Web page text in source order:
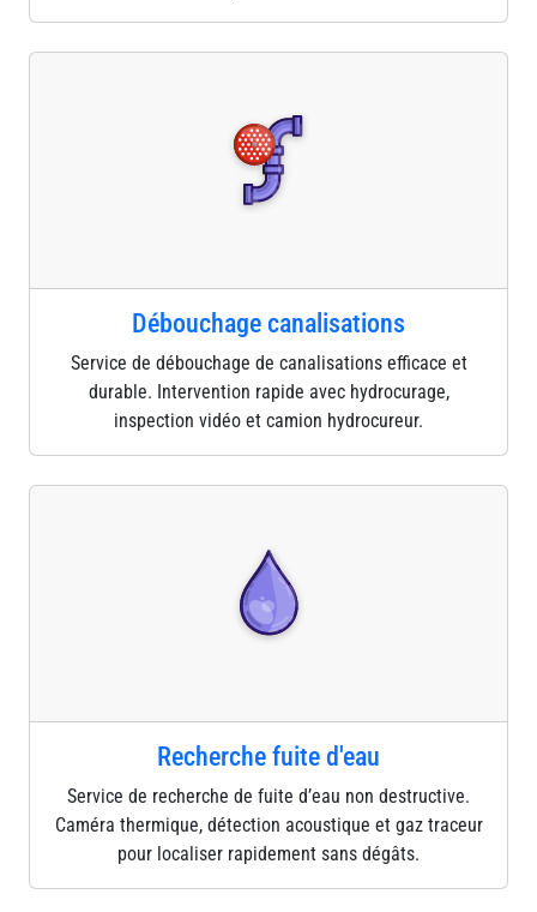
Débouchage canalisations
Service de débouchage de canalisations efficace et
durable. Intervention rapide avec hydrocurage,
inspection vidéo et camion hydrocureur.
Recherche fuite d'eau
Service de recherche de fuite d’eau non destructive.
Caméra thermique, détection acoustique et gaz traceur
pour localiser rapidement sans dégâts.